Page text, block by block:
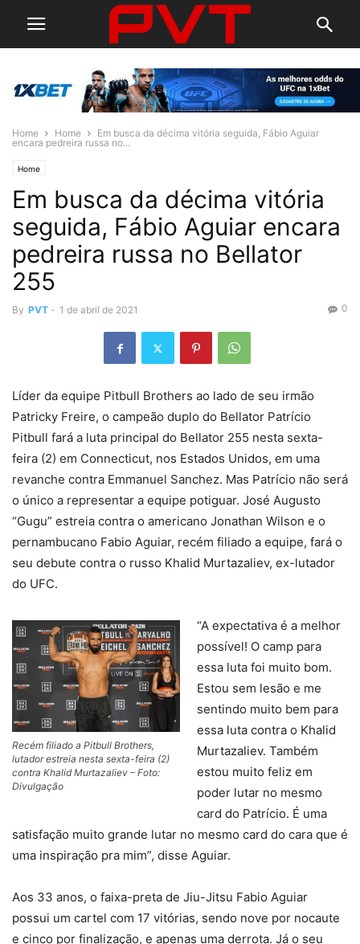
Home Home
Em busca da décima vitória seguida, Fábio Aguiar
encara pedreira russa no...
Home
Em busca da décima vitória
seguida, Fábio Aguiar encara
pedreira russa no Bellator
255
By PVT - 1 de abril de 2021 0
Líder da equipe Pitbull Brothers ao lado de seu irmão
Patricky Freire, o campeão duplo do Bellator Patrício
Pitbull fará a luta principal do Bellator 255 nesta sexta-
feira (2) em Connecticut, nos Estados Unidos, em uma
revanche contra Emmanuel Sanchez. Mas Patrício não será
o único a representar a equipe potiguar. José Augusto
“Gugu” estreia contra o americano Jonathan Wilson e o
pernambucano Fabio Aguiar, recém filiado a equipe, fará o
seu debute contra o russo Khalid Murtazaliev, ex-lutador
do UFC.
Recém filiado a Pitbull Brothers,
lutador estreia nesta sexta-feira (2)
contra Khalid Murtazaliev – Foto:
Divulgação
“A expectativa é a melhor
possível! O camp para
essa luta foi muito bom.
Estou sem lesão e me
sentindo muito bem para
essa luta contra o Khalid
Murtazaliev. Também
estou muito feliz em
poder lutar no mesmo
card do Patrício. É uma
satisfação muito grande lutar no mesmo card do cara que é
uma inspiração pra mim”, disse Aguiar.
Aos 33 anos, o faixa-preta de Jiu-Jitsu Fabio Aguiar
possui um cartel com 17 vitórias, sendo nove por nocaute
e cinco por finalização, e apenas uma derrota. Já o seu